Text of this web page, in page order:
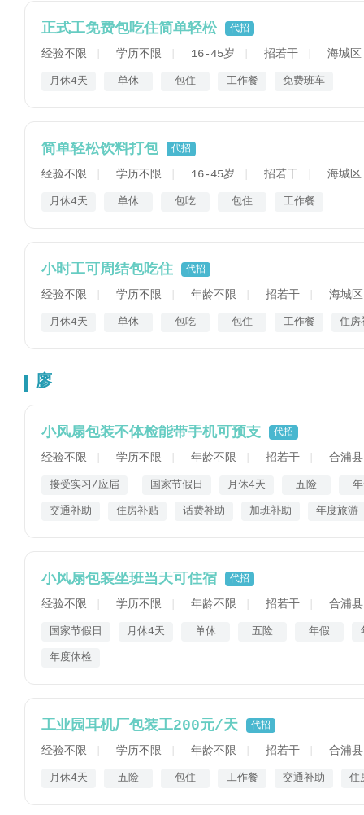
正式工免费包吃住简单轻松 代招
经验不限 学历不限 16-45岁 招若干 海城区
月休4天 单休 包住 工作餐 免费班车
简单轻松饮料打包 代招
经验不限 学历不限 16-45岁 招若干 海城
月休4天 单休 包吃 包住 工作餐
小时工可周结包吃住 代招
经验不限 学历不限 年龄不限 招若干 海城
月休4天 单休 包吃 包住 工作餐 住房
廖
小风扇包装不体检能带手机可预支 代招
经验不限 学历不限 年龄不限 招若干 合浦
接受实习/应届 国家节假日 月休4天 五险
交通补助 住房补贴 话费补助 加班补助 年度旅游
小风扇包装坐班当天可住宿 代招
经验不限 学历不限 年龄不限 招若干 合浦
国家节假日 月休4天 单休 五险 年假
年度体检
工业园耳机厂包装工200元/天 代招
经验不限 学历不限 年龄不限 招若干 合浦
月休4天 五险 包住 工作餐 交通补助 住